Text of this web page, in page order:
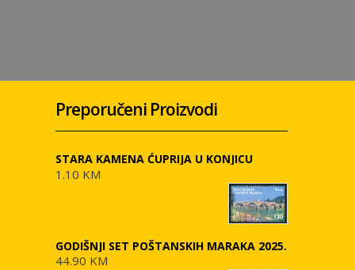
Preporučeni Proizvodi
STARA KAMENA ĆUPRIJA U KONJICU
1.10 KM
GODIŠNJI SET POŠTANSKIH MARAKA 2025.
44.90 KM